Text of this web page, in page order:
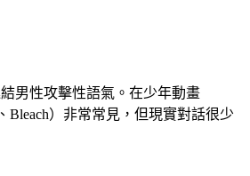
男性攻擊性語氣。在少年動畫
Bleach）非常常見，但現實對話很少